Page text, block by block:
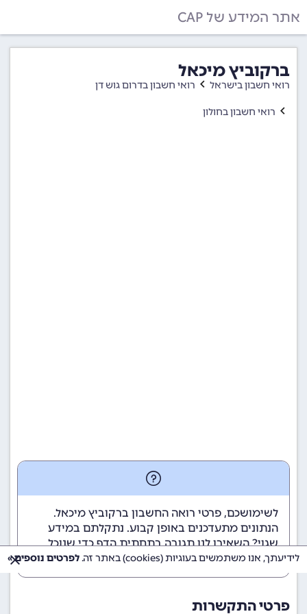
אתר המידע של CAP
ברקוביץ מיכאל
רואי חשבון בישראל רואי חשבון בדרום גוש דן
רואי חשבון בחולון
לשימושכם, פרטי רואה החשבון ברקוביץ מיכאל.
הנתונים מתעדכנים באופן קבוע. נתקלתם במידע
שגוי? השאירו לנו תגובה בתחתית הדף כדי שנוכל
לטפל בבעיה בהקדם.
פרטי התקשרות
לידיעתך, אנו משתמשים בעוגיות (cookies) באתר זה. לפרטים נוספים »